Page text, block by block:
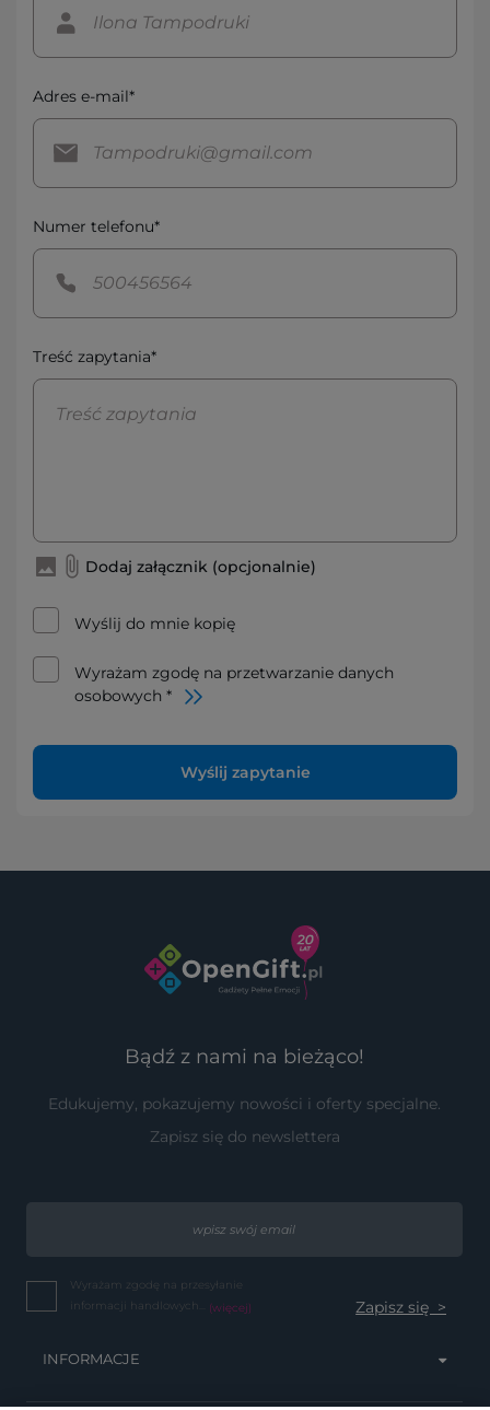
Adres e-mail*
Numer telefonu*
Treść zapytania*
Dodaj załącznik (opcjonalnie)
Wyślij do mnie kopię
Wyrażam zgodę na przetwarzanie danych
osobowych *
Wyślij zapytanie
Bądź z nami na bieżąco!
Edukujemy, pokazujemy nowości i oferty specjalne.
Zapisz się do newslettera
Wyrażam zgodę na przesyłanie
informacji handlowych... (więcej)
INFORMACJE